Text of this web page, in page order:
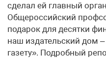
сделал ей главный
Общероссийский
подарок для десятки
наш издательский дом
газету». Подробный